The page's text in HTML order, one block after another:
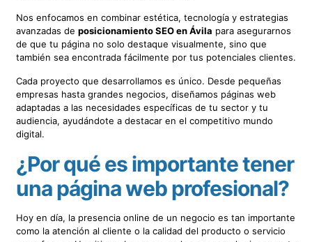
Nos enfocamos en combinar estética, tecnología y estrategias
avanzadas deposicionamiento SEO en Ávila para asegurarnos
de que tu página no solo destaque visualmente, sino que
también sea encontrada fácilmente por tus potenciales clientes.
Cada proyecto que desarrollamos es único. Desde pequeñas
empresas hasta grandes negocios, diseñamos páginas web
adaptadas a las necesidades específicas de tu sector y tu
audiencia, ayudándote a destacar en el competitivo mundo
digital.
¿Por qué es importante tener
una página web profesional?
Hoy en día, la presencia online de un negocio es tan importante
como la atención al cliente o la calidad del producto o servicio